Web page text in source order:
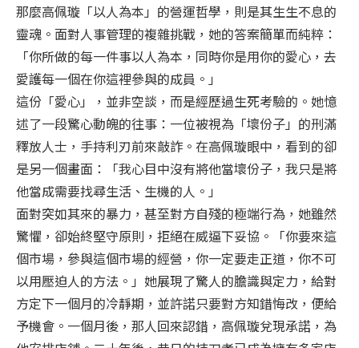
那麼高佩璇「以人為本」的營運哲學，則是其生生不息的
靈魂。面對人事管理的複雜挑戰，她的答案簡單而純粹：
「你所做的每一件事以人為本，同時你是用你的愛心，去
愛護每一個在你這裡參與的成員。」
這份「愛心」，並非空談，而是經歷過生死考驗的。她憶
述了一段驚心動魄的往事：一位被視為「壞份子」的刑滿
釋放人士，手持利刃前來敲詐。在高佩璇眼中，看到的卻
是另一個畫面：「我心目中沒有將他當壞份子，我只是將
他當成需要找尋生活、生機的人。」
面對突如其來的暴力，甚至對方自殘的極端行為，她雖然
驚懼，卻始終堅守原則，拒絕在威逼下妥協。「你要來這
個市場，參與這個市場的經營，你一定要走正道，你不可
以用壓迫人的方法。」她展現了驚人的膽識與定力，給對
方定下一個月的冷靜期，並許諾只要對方知錯悔改，便給
予機會。一個月後，那人回來認錯，高佩璇兌現承諾，為